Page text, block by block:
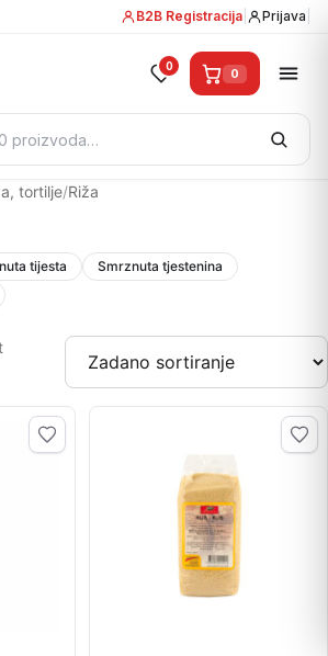
B2B Registracija Prijava
0 0
tortilje/Riža
tijesta
Smrznuta tjestenina